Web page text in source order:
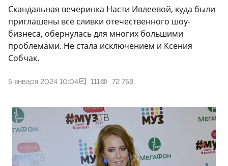
Скандальная вечеринка Насти Ивлеевой, куда были
приглашены все сливки отечественного шоу-
бизнеса, обернулась для многих большими
проблемами. Не стала исключением и Ксения
Собчак.
5 января 2024 10:04 111 72 758